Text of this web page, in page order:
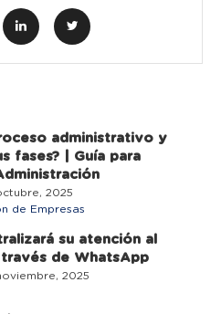
administrativo y
fases? | Guía para
2025
de Empresas
su atención al
de WhatsApp
2025